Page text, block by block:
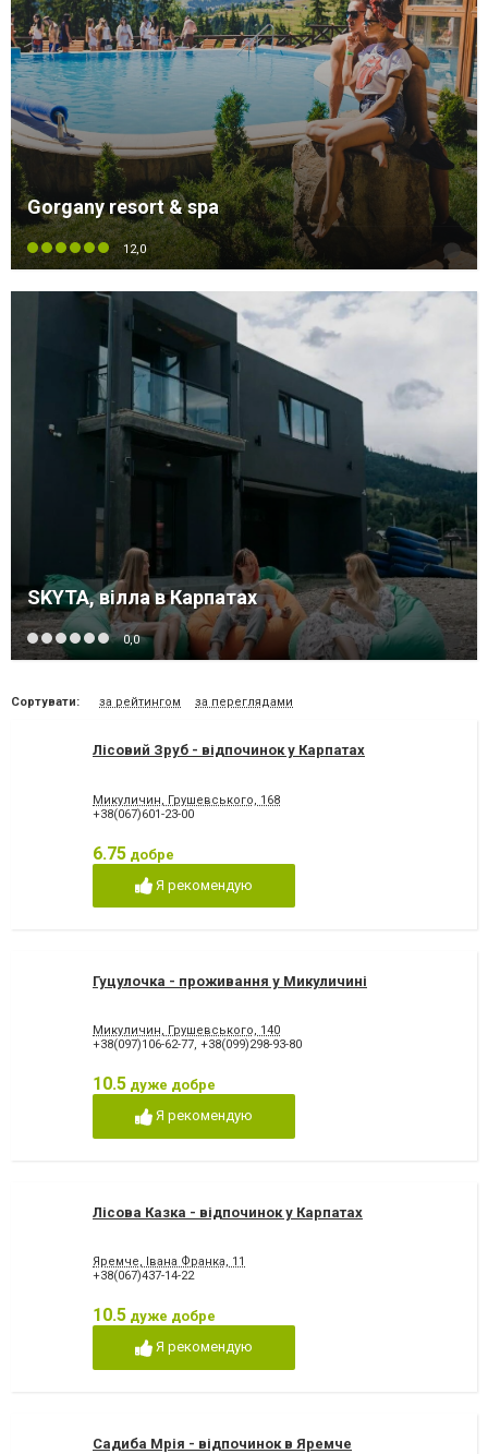
Gorgany resort & spa
12,0
SKYTA, вілла в Карпатах
0,0
Сортувати: за рейтингом за переглядами
Лісовий Зруб - відпочинок у Карпатах
Микуличин, Грушевського, 168
+38(067)601-23-00
6.75 добре
Я рекомендую
Гуцулочка - проживання у Микуличині
Микуличин, Грушевського, 140
+38(097)106-62-77, +38(099)298-93-80
10.5 дуже добре
Я рекомендую
Лісова Казка - відпочинок у Карпатах
Яремче, Івана Франка, 11
+38(067)437-14-22
10.5 дуже добре
Я рекомендую
Садиба Мрія - відпочинок в Яремче